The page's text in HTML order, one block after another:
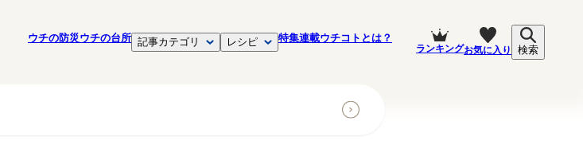
ウチの防災ウチの台所 記事カテゴリ レシピ 特集連載ウチコトとは？
ランキングお気に入り 検索